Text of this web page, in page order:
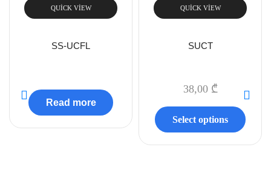
QUICK VIEW
SS-UCFL
Read more
QUICK VIEW
SUCT
38,00 ₾
Select options